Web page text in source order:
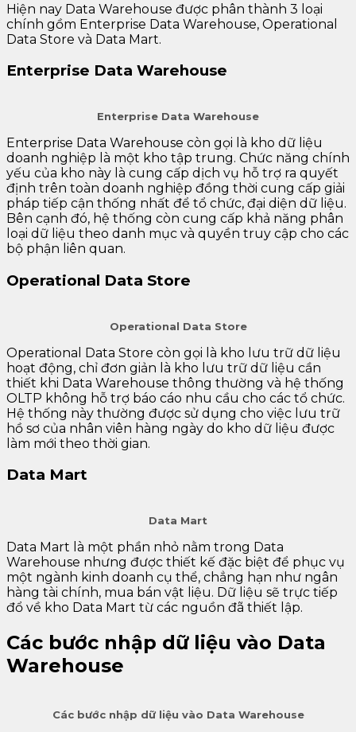
Hiện nay Data Warehouse được phân thành 3 loại
chính gồm Enterprise Data Warehouse, Operational
Data Store và Data Mart.
Enterprise Data Warehouse
Enterprise Data Warehouse
Enterprise Data Warehouse còn gọi là kho dữ liệu
doanh nghiệp là một kho tập trung. Chức năng chính
yếu của kho này là cung cấp dịch vụ hỗ trợ ra quyết
định trên toàn doanh nghiệp đồng thời cung cấp giải
pháp tiếp cận thống nhất để tổ chức, đại diện dữ liệu.
Bên cạnh đó, hệ thống còn cung cấp khả năng phân
loại dữ liệu theo danh mục và quyền truy cập cho các
bộ phận liên quan.
Operational Data Store
Operational Data Store
Operational Data Store còn gọi là kho lưu trữ dữ liệu
hoạt động, chỉ đơn giản là kho lưu trữ dữ liệu cần
thiết khi Data Warehouse thông thường và hệ thống
OLTP không hỗ trợ báo cáo nhu cầu cho các tổ chức.
Hệ thống này thường được sử dụng cho việc lưu trữ
hồ sơ của nhân viên hàng ngày do kho dữ liệu được
làm mới theo thời gian.
Data Mart
Data Mart
Data Mart là một phần nhỏ nằm trong Data
Warehouse nhưng được thiết kế đặc biệt để phục vụ
một ngành kinh doanh cụ thể, chẳng hạn như ngân
hàng tài chính, mua bán vật liệu. Dữ liệu sẽ trực tiếp
đổ về kho Data Mart từ các nguồn đã thiết lập.
Các bước nhập dữ liệu vào Data
Warehouse
Các bước nhập dữ liệu vào Data Warehouse